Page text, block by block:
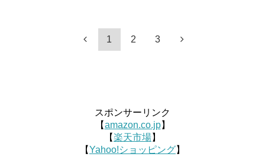
1 2 3
スポンサーリンク
【amazon.co.jp】
【楽天市場】
【Yahoo!ショッピング】